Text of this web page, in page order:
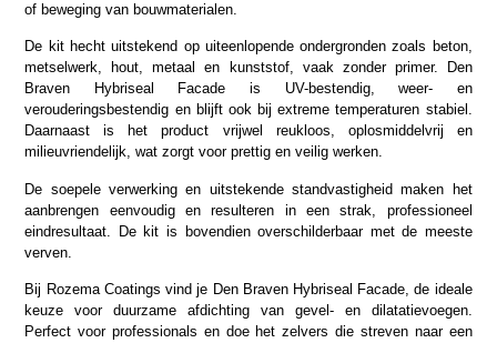
of beweging van bouwmaterialen.
De kit hecht uitstekend op uiteenlopende ondergronden zoals beton,
metselwerk, hout, metaal en kunststof, vaak zonder primer. Den
Braven Hybriseal Facade is UV-bestendig, weer- en
verouderingsbestendig en blijft ook bij extreme temperaturen stabiel.
Daarnaast is het product vrijwel reukloos, oplosmiddelvrij en
milieuvriendelijk, wat zorgt voor prettig en veilig werken.
De soepele verwerking en uitstekende standvastigheid maken het
aanbrengen eenvoudig en resulteren in een strak, professioneel
eindresultaat. De kit is bovendien overschilderbaar met de meeste
verven.
Bij Rozema Coatings vind je Den Braven Hybriseal Facade, de ideale
keuze voor duurzame afdichting van gevel- en dilatatievoegen.
Perfect voor professionals en doe het zelvers die streven naar een